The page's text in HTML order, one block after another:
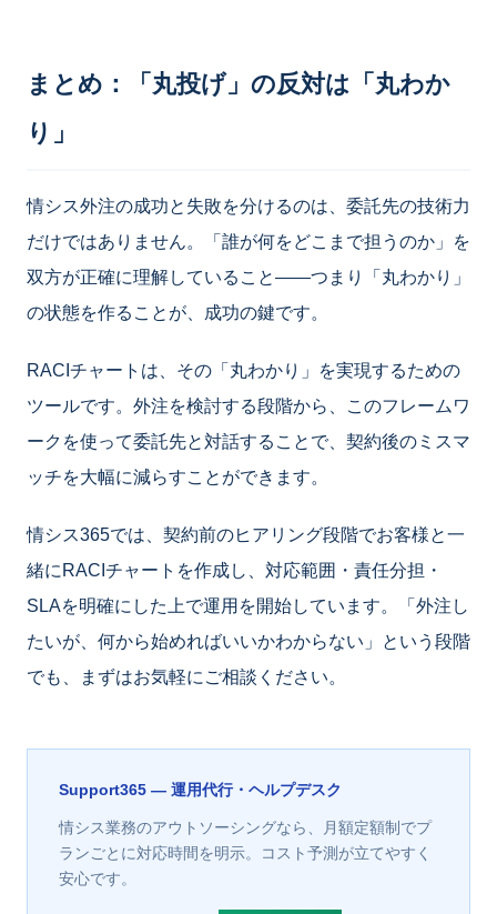
まとめ：「丸投げ」の反対は「丸わか
り」
情シス外注の成功と失敗を分けるのは、委託先の技術力
だけではありません。「誰が何をどこまで担うのか」を
双方が正確に理解していること——つまり「丸わかり」
の状態を作ることが、成功の鍵です。
RACIチャートは、その「丸わかり」を実現するための
ツールです。外注を検討する段階から、このフレームワ
ークを使って委託先と対話することで、契約後のミスマ
ッチを大幅に減らすことができます。
情シス365では、契約前のヒアリング段階でお客様と一
緒にRACIチャートを作成し、対応範囲・責任分担・
SLAを明確にした上で運用を開始しています。「外注し
たいが、何から始めればいいかわからない」という段階
でも、まずはお気軽にご相談ください。
Support365 — 運用代行・ヘルプデスク
情シス業務のアウトソーシングなら、月額定額制でプ
ランごとに対応時間を明示。コスト予測が立てやすく
安心です。